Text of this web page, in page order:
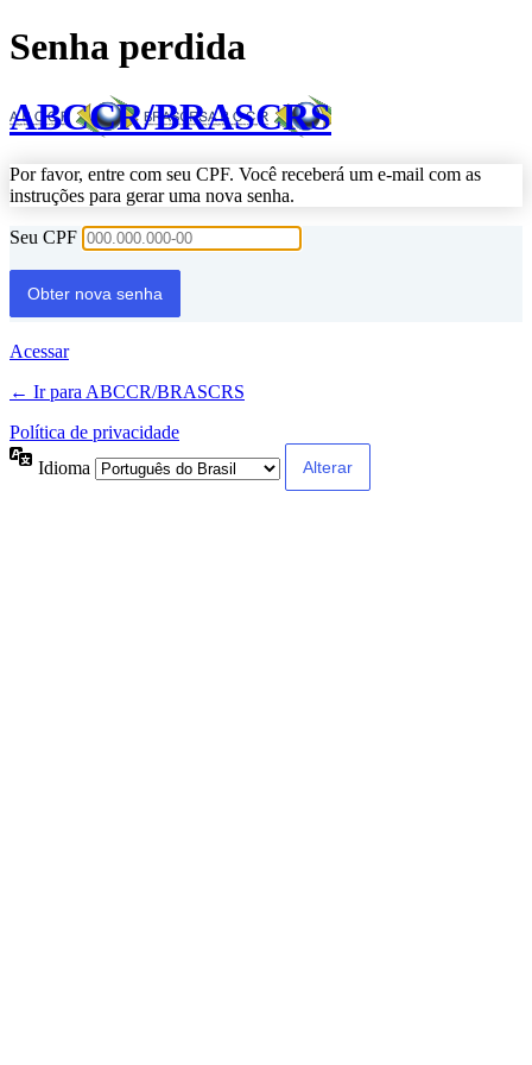
Senha perdida
ABCCR/BRASCRS
Por favor, entre com seu CPF. Você receberá um e-mail com as
instruções para gerar uma nova senha.
Seu CPF
Acessar
← Ir para ABCCR/BRASCRS
Política de privacidade
Idioma